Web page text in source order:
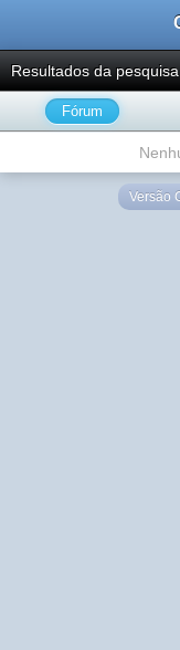
Resultados da pesquisa
Fórum
Versão